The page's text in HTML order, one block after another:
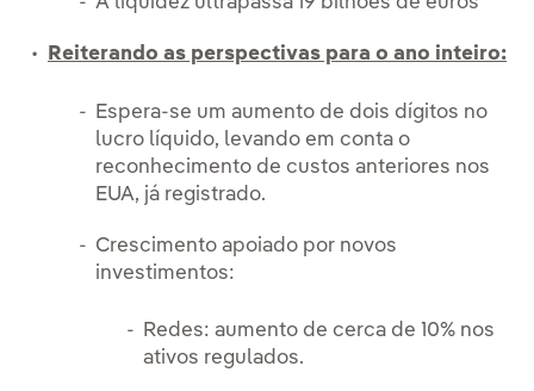
Reiterando as perspectivas para o ano inteiro:
Espera-se um aumento de dois dígitos no
lucro líquido, levando em conta o
reconhecimento de custos anteriores nos
EUA, já registrado.
Crescimento apoiado por novos
investimentos:
Redes: aumento de cerca de 10% nos
ativos regulados.